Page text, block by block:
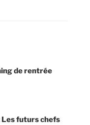
de rentrée
Les futurs chefs